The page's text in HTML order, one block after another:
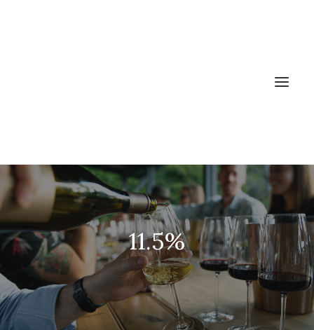
ACCUEIL
LES VINS
PRODUCTEURS
NEWS
A PROPOS
CONTACT
11.5%